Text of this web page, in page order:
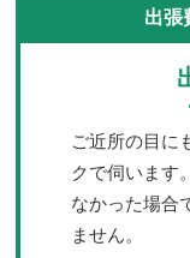
出張
ご近所の目に
クで伺います
なかった場合
ません。